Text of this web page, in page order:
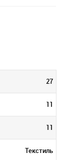
27
11
11
Текстиль